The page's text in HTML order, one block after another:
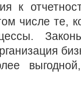
к
числе те,